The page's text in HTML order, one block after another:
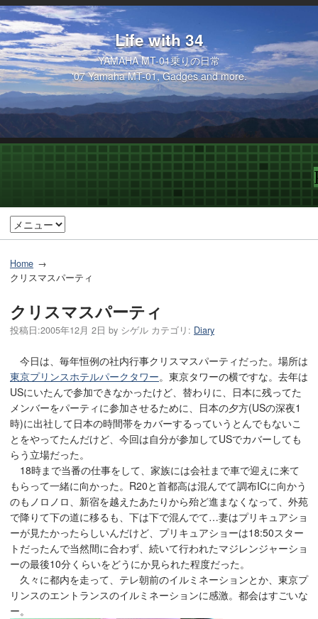
Life with 34
YAMAHA MT-01乗りの日常
'07 Yamaha MT-01, Gadges and more.
Home
クリスマスパーティ
クリスマスパーティ
投稿日:2005年12月 2日 by シゲル カテゴリ: Diary
今日は、毎年恒例の社内行事クリスマスパーティだった。場所は
東京プリンスホテルパークタワー。東京タワーの横ですな。去年は
USにいたんで参加できなかったけど、替わりに、日本に残ってた
メンバーをパーティに参加させるために、日本の夕方(USの深夜1
時)に出社して日本の時間帯をカバーするっていうとんでもないこ
とをやってたんだけど、今回は自分が参加してUSでカバーしても
らう立場だった。
18時まで当番の仕事をして、家族には会社まで車で迎えに来て
もらって一緒に向かった。R20と首都高は混んでて調布ICに向かう
のもノロノロ、新宿を越えたあたりから殆ど進まなくなって、外苑
で降りて下の道に移るも、下は下で混んでて…妻はプリキュアショ
ーが見たかったらしいんだけど、プリキュアショーは18:50スター
トだったんで当然間に合わず、続いて行われたマジレンジャーショ
ーの最後10分くらいをどうにか見られた程度だった。
久々に都内を走って、テレ朝前のイルミネーションとか、東京プ
リンスのエントランスのイルミネーションに感激。都会はすごいな
ー。